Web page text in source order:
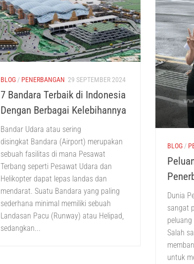
BLOG / PENERBANGAN 29 SEPTEMBER 2024
7 Bandara Terbaik di Indonesia
Dengan Berbagai Kelebihannya
Bandar Udara atau sering
disingkat Bandara (Airport) merupakan
sebuah fasilitas di mana Pesawat
Terbang seperti Pesawat Udara dan
Helikopter dapat lepas landas dan
mendarat. Suatu Bandara yang paling
sederhana minimal memiliki sebuah
Landasan Pacu (Runway) atau Helipad,
sedangkan...
BLOG /
Dunia
sangat
Salah
untuk